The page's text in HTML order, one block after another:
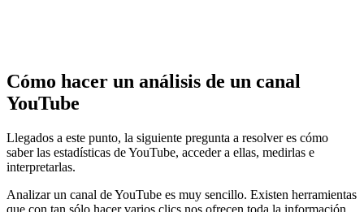
Cómo hacer un análisis de un canal
YouTube
Llegados a este punto, la siguiente pregunta a resolver es cómo
saber las estadísticas de YouTube, acceder a ellas, medirlas e
interpretarlas.
Analizar un canal de YouTube es muy sencillo. Existen herramientas
que con tan sólo hacer varios clics nos ofrecen toda la información